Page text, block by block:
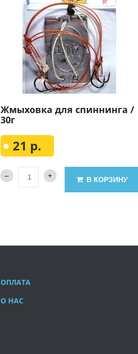
Жмыховка для спиннинга /
30г
21 р.
В КОРЗИНУ
ОПЛАТА
О НАС